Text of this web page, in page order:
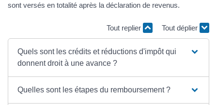
sont versés en totalité après la déclaration de revenus.
Tout replier Tout déplier
Quels sont les crédits et réductions d'impôt qui
donnent droit à une avance ?
Quelles sont les étapes du remboursement ?